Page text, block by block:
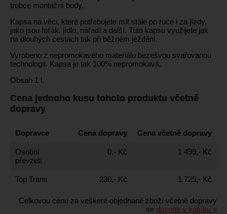
trubce montážní body.
Kapsa na věci, které potřebujete mít stále po ruce i za jízdy,
jako jsou foťák, jídlo, nářadí a další. Tuto kapsu využijete jak
na dlouhých cestách tak při běžném ježdění.
Vyrobeno z nepromokavého materiálu bezešvou svařovanou
technologií. Kapsa je tak 100% nepromokavá.
Obsah 1 l.
Cena jednoho kusu tohoto produktu včetně
dopravy
Dopravce Cena dopravy Cena včetně dopravy
Osobní
převzetí
0,- Kč 1 499,- Kč
Top Trans 230,- Kč 1 729,- Kč
Celkovou cenu za veškeré objednané zboží včetně dopravy
se dozvíte v košíku »